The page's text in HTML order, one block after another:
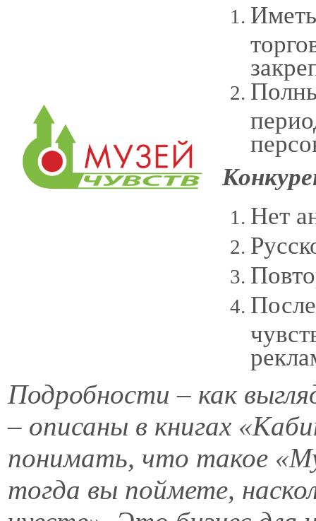
Нет
Подробности– как
– описаны в книгах
понимать, что такое
тогда вы поймете,